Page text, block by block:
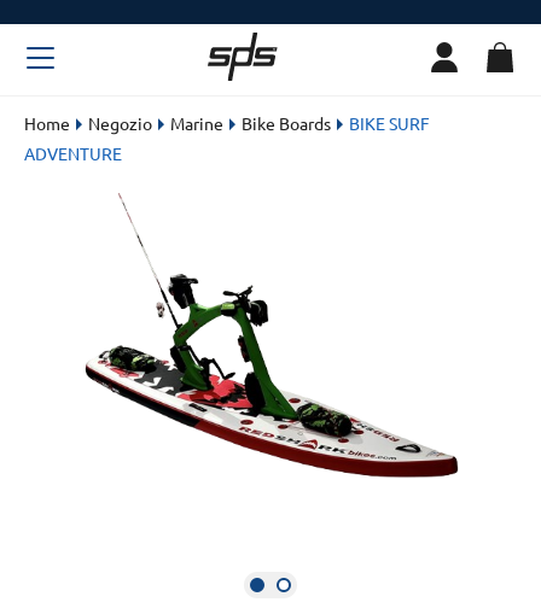
Home Negozio Marine Bike Boards
BIKE SURF
ADVENTURE